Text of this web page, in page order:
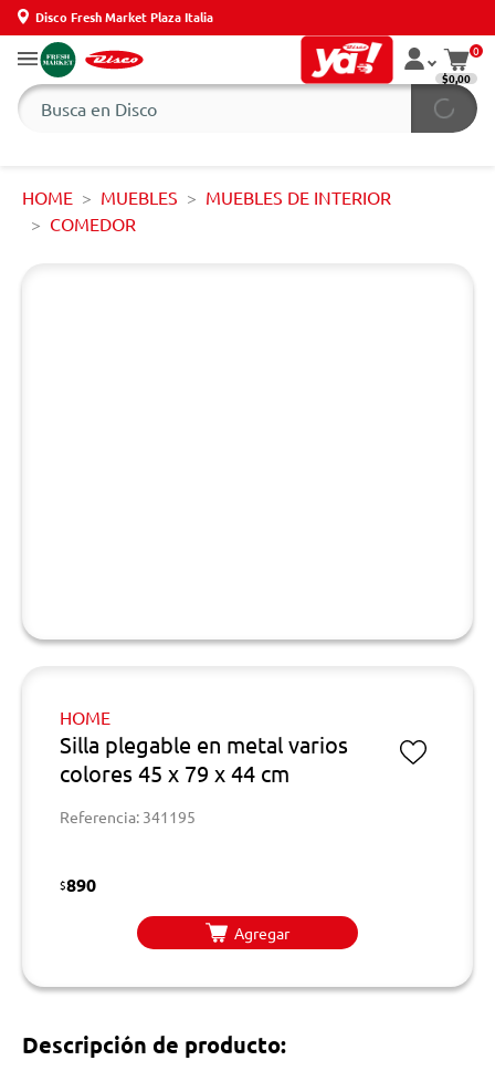
Disco Fresh Market Plaza Italia
0
$0,00
HOME MUEBLES
MUEBLES DE INTERIOR
COMEDOR
HOME
Silla plegable en metal varios
colores 45 x 79 x 44 cm
Referencia: 341195
$890
Agregar
Descripción de producto: